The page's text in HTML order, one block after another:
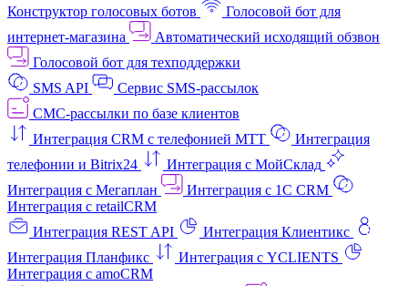
Конструктор голосовых ботов
Голосовой бот для
интернет‑магазина
Автоматический исходящий обзвон
Голосовой бот для техподдержки
SMS API
Сервис SMS-рассылок
СМС-рассылки по базе клиентов
Интеграция CRM с телефонией МТТ
Интеграция
телефонии и Bitrix24
Интеграция с МойСклад
Интеграция с Мегаплан
Интеграция с 1C CRM
Интеграция с retailCRM
Интеграция REST API
Интеграция Клиентикс
Интеграция Планфикс
Интеграция с YCLIENTS
Интеграция с amoCRM